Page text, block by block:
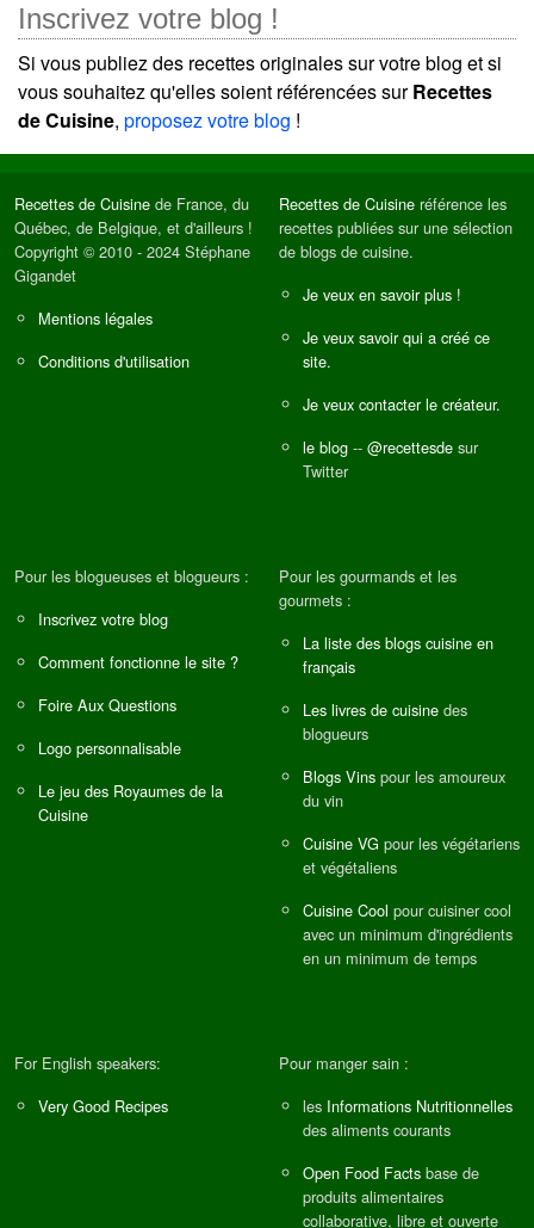
Inscrivez votre blog !
Si vous publiez des recettes originales sur votre blog et si
vous souhaitez qu'elles soient référencées surRecettes
de Cuisine, proposez votre blog !
Recettes de Cuisine de France, du
Québec, de Belgique, et d'ailleurs !
Copyright © 2010 - 2024 Stéphane
Gigandet
Mentions légales
Conditions d'utilisation
Recettes de Cuisine référence les
recettes publiées sur une sélection
de blogs de cuisine.
Je veux en savoir plus !
Je veux savoir qui a créé ce
site.
Je veux contacter le créateur.
le blog -- @recettesde sur
Twitter
Pour les blogueuses et blogueurs :
Inscrivez votre blog
Comment fonctionne le site ?
Foire Aux Questions
Logo personnalisable
Le jeu des Royaumes de la
Cuisine
Pour les gourmands et les
gourmets :
La liste des blogs cuisine en
français
Les livres de cuisine des
blogueurs
Blogs Vins pour les amoureux
du vin
Cuisine VG pour les végétariens
et végétaliens
Cuisine Cool pour cuisiner cool
avec un minimum d'ingrédients
en un minimum de temps
For English speakers:
Very Good Recipes
Pour manger sain :
les Informations Nutritionnelles
des aliments courants
Open Food Facts base de
produits alimentaires
collaborative, libre et ouverte